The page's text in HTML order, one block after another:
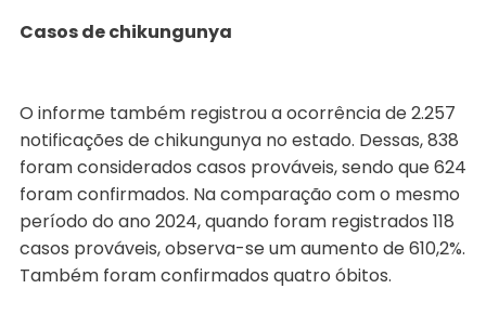
Casos de chikungunya
O informe também registrou a ocorrência de 2.257
notificações de chikungunya no estado. Dessas, 838
foram considerados casos prováveis, sendo que 624
foram confirmados. Na comparação com o mesmo
período do ano 2024, quando foram registrados 118
casos prováveis, observa-se um aumento de 610,2%.
Também foram confirmados quatro óbitos.